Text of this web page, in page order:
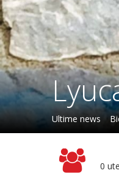
Ultime news
0